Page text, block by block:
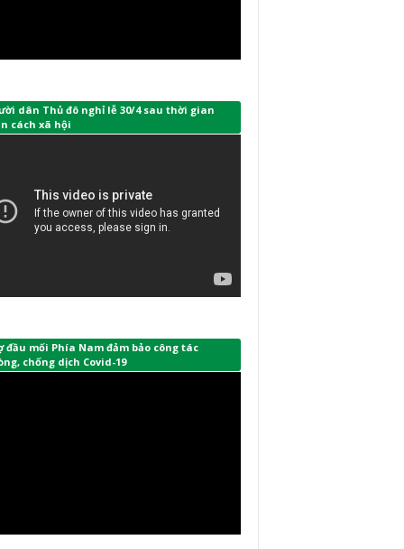
dân Thủ đô nghỉ lễ 30/4 sau thời gian
cách xã hội
đầu mối Phía Nam đảm bảo công tác
chống dịch Covid-19